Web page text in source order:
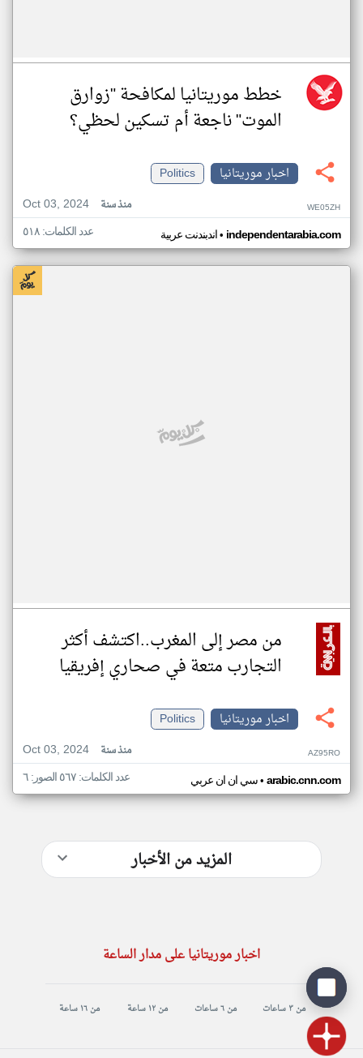
خطط موريتانيا لمكافحة "زوارق
الموت" ناجعة أم تسكين لحظي؟
اخبار موريتانيا
Politics
Oct 03, 2024
منذ سنة WE05ZH
اندبندنت عربية• independentarabia.com عدد الكلمات: ٥١٨
من مصر إلى المغرب..اكتشف أكثر
التجارب متعة في صحاري إفريقيا
اخبار موريتانيا
Politics
Oct 03, 2024
منذ سنة AZ95RO
سي ان ان عربي• arabic.cnn.com عدد الكلمات: ٥٦٧ الصور: ٦
المزيد من الأخبار
اخبار موريتانيا على مدار الساعة
من ٣ ساعات من ٦ ساعات من ١٢ ساعة من ١٦ ساعة